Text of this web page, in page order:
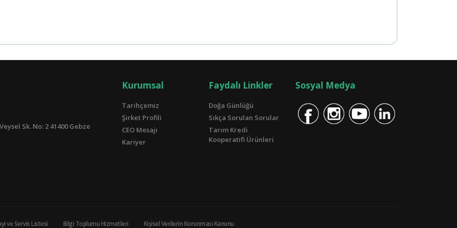
Sk. No: 2 41400 Gebze
Kurumsal
Tarihçemiz
Şirket Profili
CEO Mesajı
Kariyer
Faydalı Linkler
Doğa Günlüğü
Sıkça Sorulan Sorular
Tarım Kredi
Kooperatifi Ürünleri
Sosyal Medya
ve Servis Listesi Bilgi Toplumu Hizmetleri Kişisel Verilerin Korunması Kanunu